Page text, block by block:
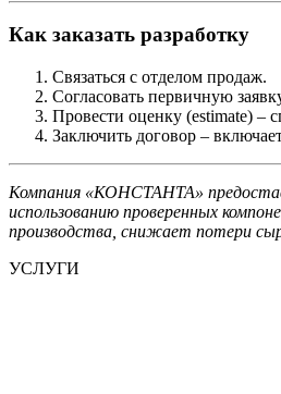
Как заказать разработку
Связаться с отделом продаж.
Согласовать первичную
Провести оценку (estimate) –
Заключить договор –
Компания «КОНСТАНТА»
использованию проверенных
производства, снижает потери
УСЛУГИ